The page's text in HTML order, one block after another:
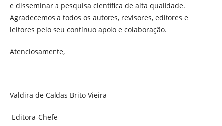
e disseminar a pesquisa científica de alta qualidade.
Agradecemos a todos os autores, revisores, editores e
leitores pelo seu contínuo apoio e colaboração.
Atenciosamente,
Valdira de Caldas Brito Vieira
Editora-Chefe